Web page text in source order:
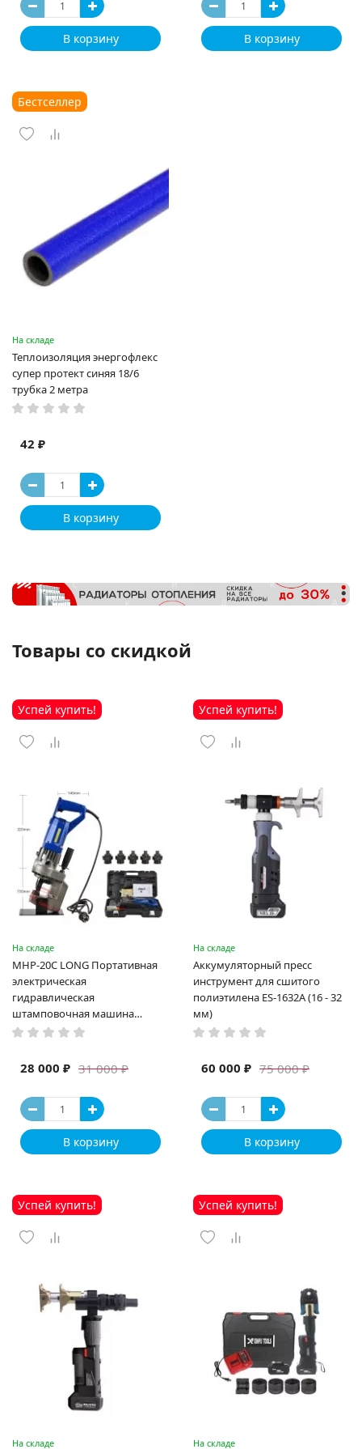
В корзину В корзину
Бестселлер
На складе
Теплоизоляция энергофлекс
супер протект синяя 18/6
трубка 2 метра
42 ₽
В корзину
Товары со скидкой
Успей купить!
На складе
MHP-20C LONG Портативная
электрическая
гидравлическая
штамповочная машина
высокая мощность и мощный
машина
31 000 ₽
28 000 ₽
В корзину
Успей купить!
На складе
Аккумуляторный пресс
инструмент для сшитого
полиэтилена ES-1632A (16 - 32
мм)
75 000 ₽
60 000 ₽
В корзину
Успей купить!
На складе
Успей купить!
На складе